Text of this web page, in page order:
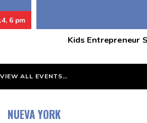
6 pm
Kids Entrepreneur
VIEW ALL EVENTS…
NUEVA YORK